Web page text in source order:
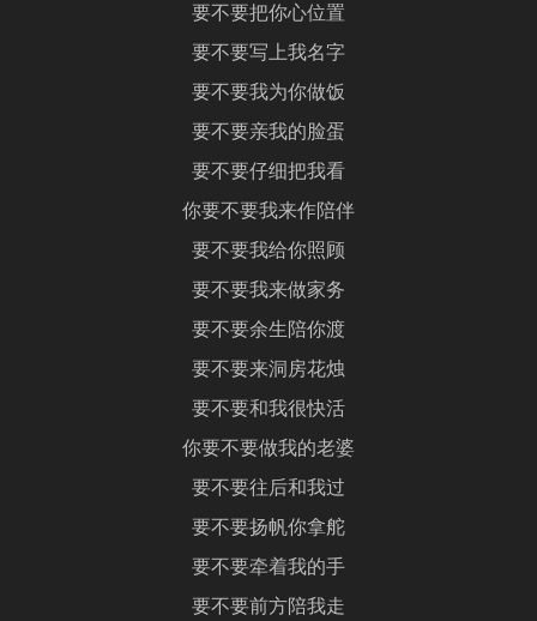
要不要把你心位置
要不要写上我名字
要不要我为你做饭
要不要亲我的脸蛋
要不要仔细把我看
你要不要我来作陪伴
要不要我给你照顾
要不要我来做家务
要不要余生陪你渡
要不要来洞房花烛
要不要和我很快活
你要不要做我的老婆
要不要往后和我过
要不要扬帆你拿舵
要不要牵着我的手
要不要前方陪我走